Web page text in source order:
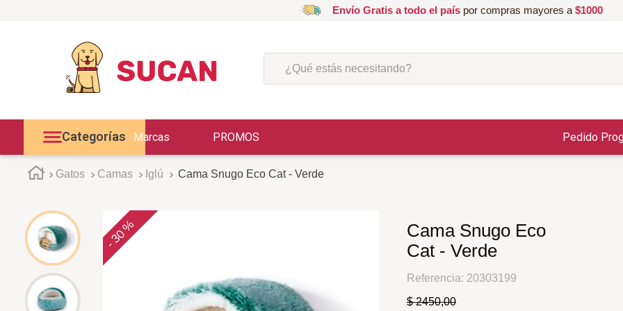
Envío Gratis a todo el paíspor compras mayores a $1000
¿Qué estás necesitando?
Categorías Marcas PROMOS Pedido
Gatos Camas Iglú Cama Snugo Eco Cat - Verde
-
30 %
Cama Snugo Eco
Cat - Verde
Referencia: 20303199
$ 2450,00